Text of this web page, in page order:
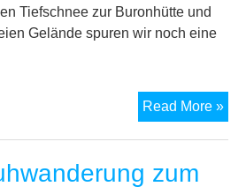
Tiefschnee zur Buronhütte und
Gelände spuren wir noch eine
Read More »
zur
zum